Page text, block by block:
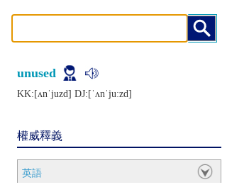
unused
KK:[ʌnˈjuzd] DJ:[ˈʌnˈjuːzd]
權威釋義
英語